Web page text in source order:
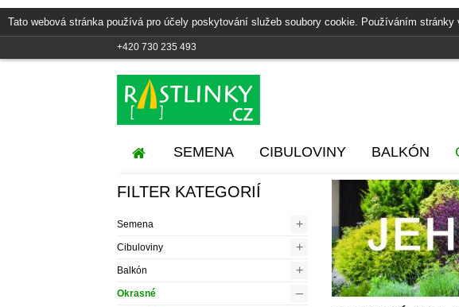
Tato webová stránka používá pro účely poskytování služeb soubory cookie. Používáním
+420 730 235 493
SEMENA CIBULOVINY BALKÓN
FILTER KATEGORIÍ
Semena +
Cibuloviny +
Balkón +
Okrasné –